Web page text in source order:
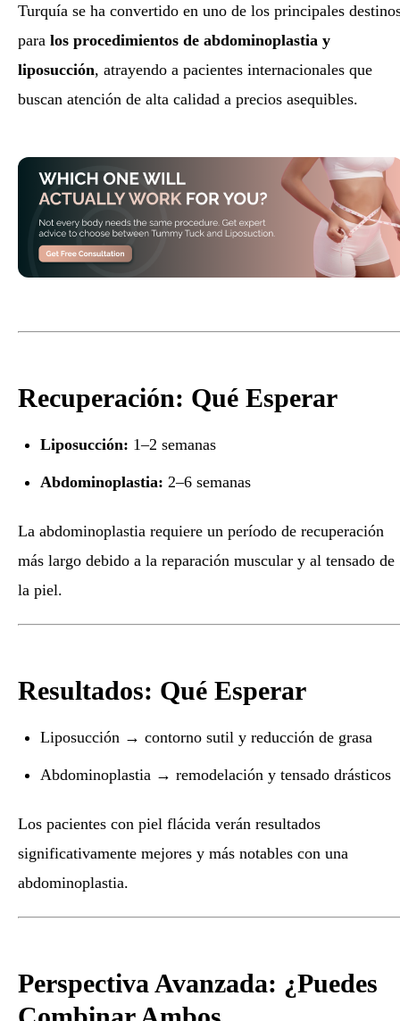
Turquía se ha convertido en uno de los principales
para los procedimientos de abdominoplastia y
liposucción, atrayendo a pacientes internacionales que
buscan atención de alta calidad a precios asequibles.
Recuperación: Qué Esperar
Liposucción: 1–2 semanas
Abdominoplastia: 2–6 semanas
La abdominoplastia requiere un período de recuperación
más largo debido a la reparación muscular y al tensado de
la piel.
Resultados: Qué Esperar
Liposucción → contorno sutil y reducción de grasa
Abdominoplastia → remodelación y tensado drásticos
Los pacientes con piel flácida verán resultados
significativamente mejores y más notables con una
abdominoplastia.
Perspectiva Avanzada: ¿Puedes